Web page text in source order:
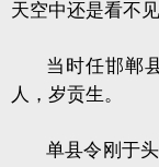
天空中还是看不
当时任邯郸
人，岁贡生。
单县令刚于